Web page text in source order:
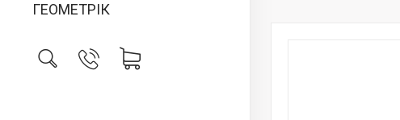
ГЕОМЕТРІК